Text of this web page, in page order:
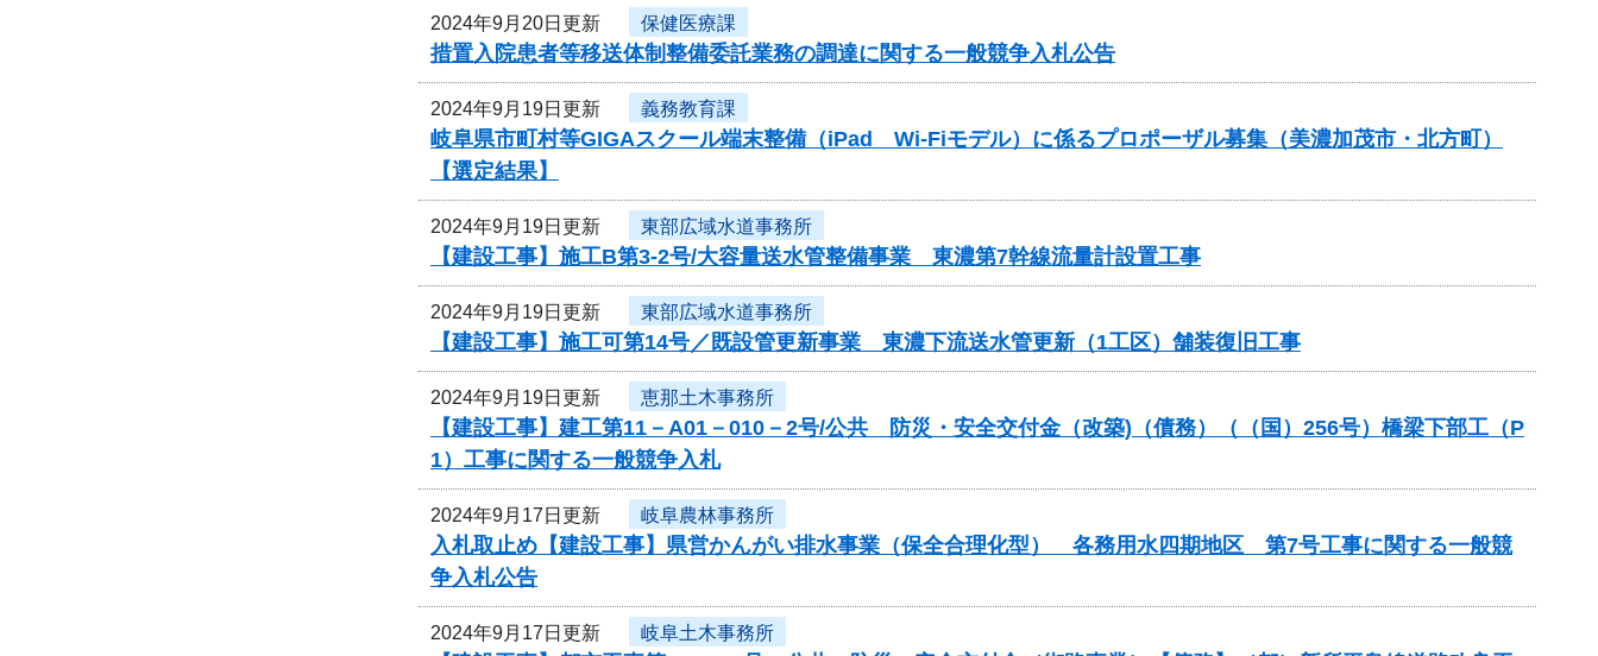
2024年9月20日更新 保健医療課
措置入院患者等移送体制整備委託業務の調達に関する一般競争入札公告
2024年9月19日更新 義務教育課
岐阜県市町村等GIGAスクール端末整備（iPad Wi-Fiモデル）に係るプロポーザル募集（美濃加茂市・北方町）
【選定結果】
2024年9月19日更新 東部広域水道事務所
【建設工事】施工B第3-2号/大容量送水管整備事業 東濃第7幹線流量計設置工事
2024年9月19日更新 東部広域水道事務所
【建設工事】施工可第14号／既設管更新事業 東濃下流送水管更新（1工区）舗装復旧工事
2024年9月19日更新 恵那土木事務所
【建設工事】建工第11－A01－010－2号/公共 防災・安全交付金（改築)（債務）（（国）256号）橋梁下部工（P
1）工事に関する一般競争入札
2024年9月17日更新 岐阜農林事務所
入札取止め【建設工事】県営かんがい排水事業（保全合理化型） 各務用水四期地区 第7号工事に関する一般競
争入札公告
2024年9月17日更新 岐阜土木事務所